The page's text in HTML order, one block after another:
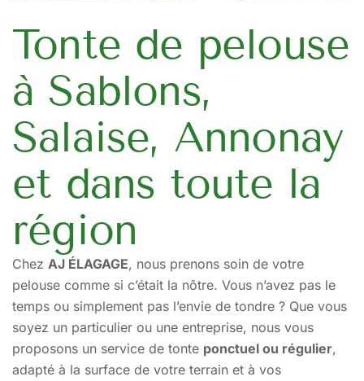
Tonte de pelouse
à Sablons,
Salaise, Annonay
et dans toute la
région
Chez AJ ÉLAGAGE, nous prenons soin de votre
pelouse comme si c’était la nôtre. Vous n’avez pas le
temps ou simplement pas l’envie de tondre ? Que vous
soyez un particulier ou une entreprise, nous vous
proposons un service de tonte ponctuel ou régulier,
adapté à la surface de votre terrain et à vos